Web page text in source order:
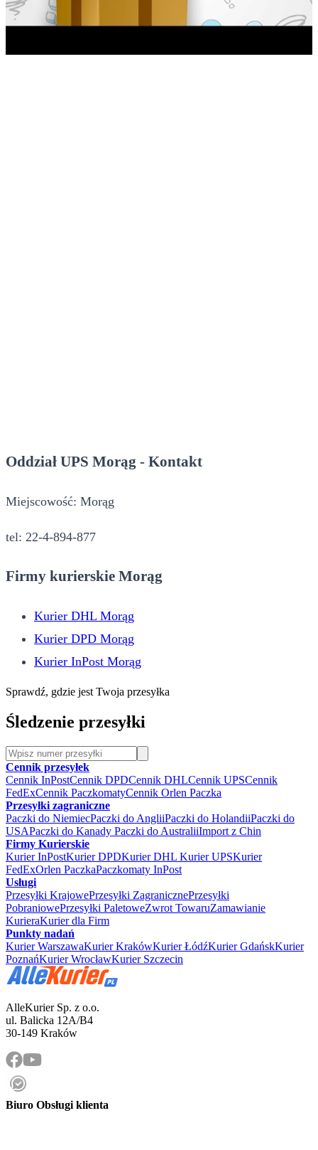
Oddział UPS Morąg - Kontakt
Miejscowość: Morąg
tel: 22-4-894-877
Firmy kurierskie Morąg
Kurier DHL Morąg
Kurier DPD Morąg
Kurier InPost Morąg
Sprawdź, gdzie jest Twoja przesyłka
Śledzenie przesyłki
Cennik przesyłek
Cennik InPostCennik DPDCennik DHLCennik UPSCennik
FedExCennik PaczkomatyCennik Orlen Paczka
Przesyłki zagraniczne
Paczki do NiemiecPaczki do AngliiPaczki do HolandiiPaczki do
USAPaczki do Kanady Paczki do AustraliiImport z Chin
Firmy Kurierskie
Kurier InPostKurier DPDKurier DHL Kurier UPSKurier
FedExOrlen PaczkaPaczkomaty InPost
Usługi
Przesyłki KrajowePrzesyłki ZagranicznePrzesyłki
PobraniowePrzesyłki PaletoweZwrot TowaruZamawianie
KurieraKurier dla Firm
Punkty nadań
Kurier WarszawaKurier KrakówKurier ŁódźKurier GdańskKurier
PoznańKurier WrocławKurier Szczecin
AlleKurier Sp. z o.o.
ul. Balicka 12A/B4
30-149 Kraków
Biuro Obsługi klienta